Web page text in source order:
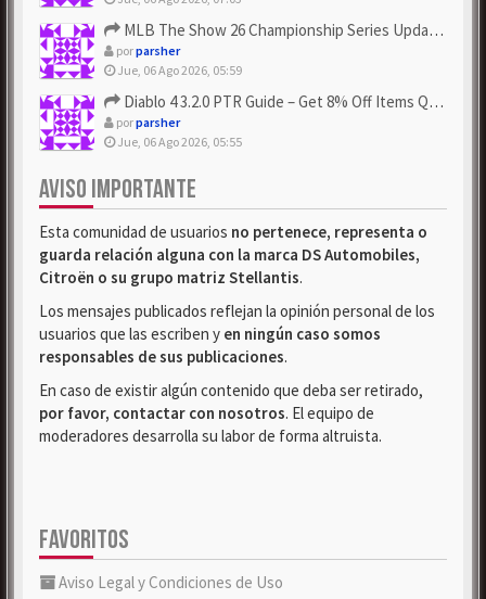
MLB The Show 26 Championship Series Update! Get Cheap & ...
porparsher
Jue, 06 Ago 2026, 05:59
Diablo 4 3.2.0 PTR Guide – Get 8% Off Items Quickly to Test ...
porparsher
Jue, 06 Ago 2026, 05:55
AVISO IMPORTANTE
Esta comunidad de usuarios no pertenece, representa o
guarda relación alguna con la marca DS Automobiles,
Citroën o su grupo matriz Stellantis.
Los mensajes publicados reflejan la opinión personal de los
usuarios que las escriben y en ningún caso somos
responsables de sus publicaciones.
En caso de existir algún contenido que deba ser retirado,
por favor, contactar con nosotros. El equipo de
moderadores desarrolla su labor de forma altruista.
FAVORITOS
Aviso Legal y Condiciones de Uso